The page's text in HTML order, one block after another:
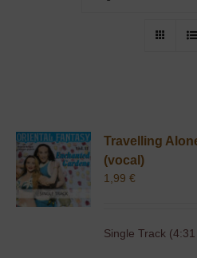
Travelling
(vocal)
1,99€
Single Track